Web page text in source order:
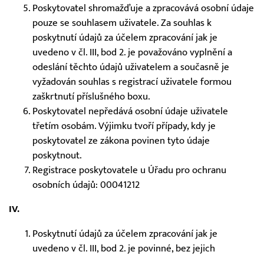
Poskytovatel shromažďuje a zpracovává osobní údaje
pouze se souhlasem uživatele. Za souhlas k
poskytnutí údajů za účelem zpracování jak je
uvedeno v čl. III, bod 2. je považováno vyplnění a
odeslání těchto údajů uživatelem a současně je
vyžadován souhlas s registrací uživatele formou
zaškrtnutí příslušného boxu.
Poskytovatel nepředává osobní údaje uživatele
třetím osobám. Výjimku tvoří případy, kdy je
poskytovatel ze zákona povinen tyto údaje
poskytnout.
Registrace poskytovatele u Úřadu pro ochranu
osobních údajů: 00041212
IV.
Poskytnutí údajů za účelem zpracování jak je
uvedeno v čl. III, bod 2. je povinné, bez jejich